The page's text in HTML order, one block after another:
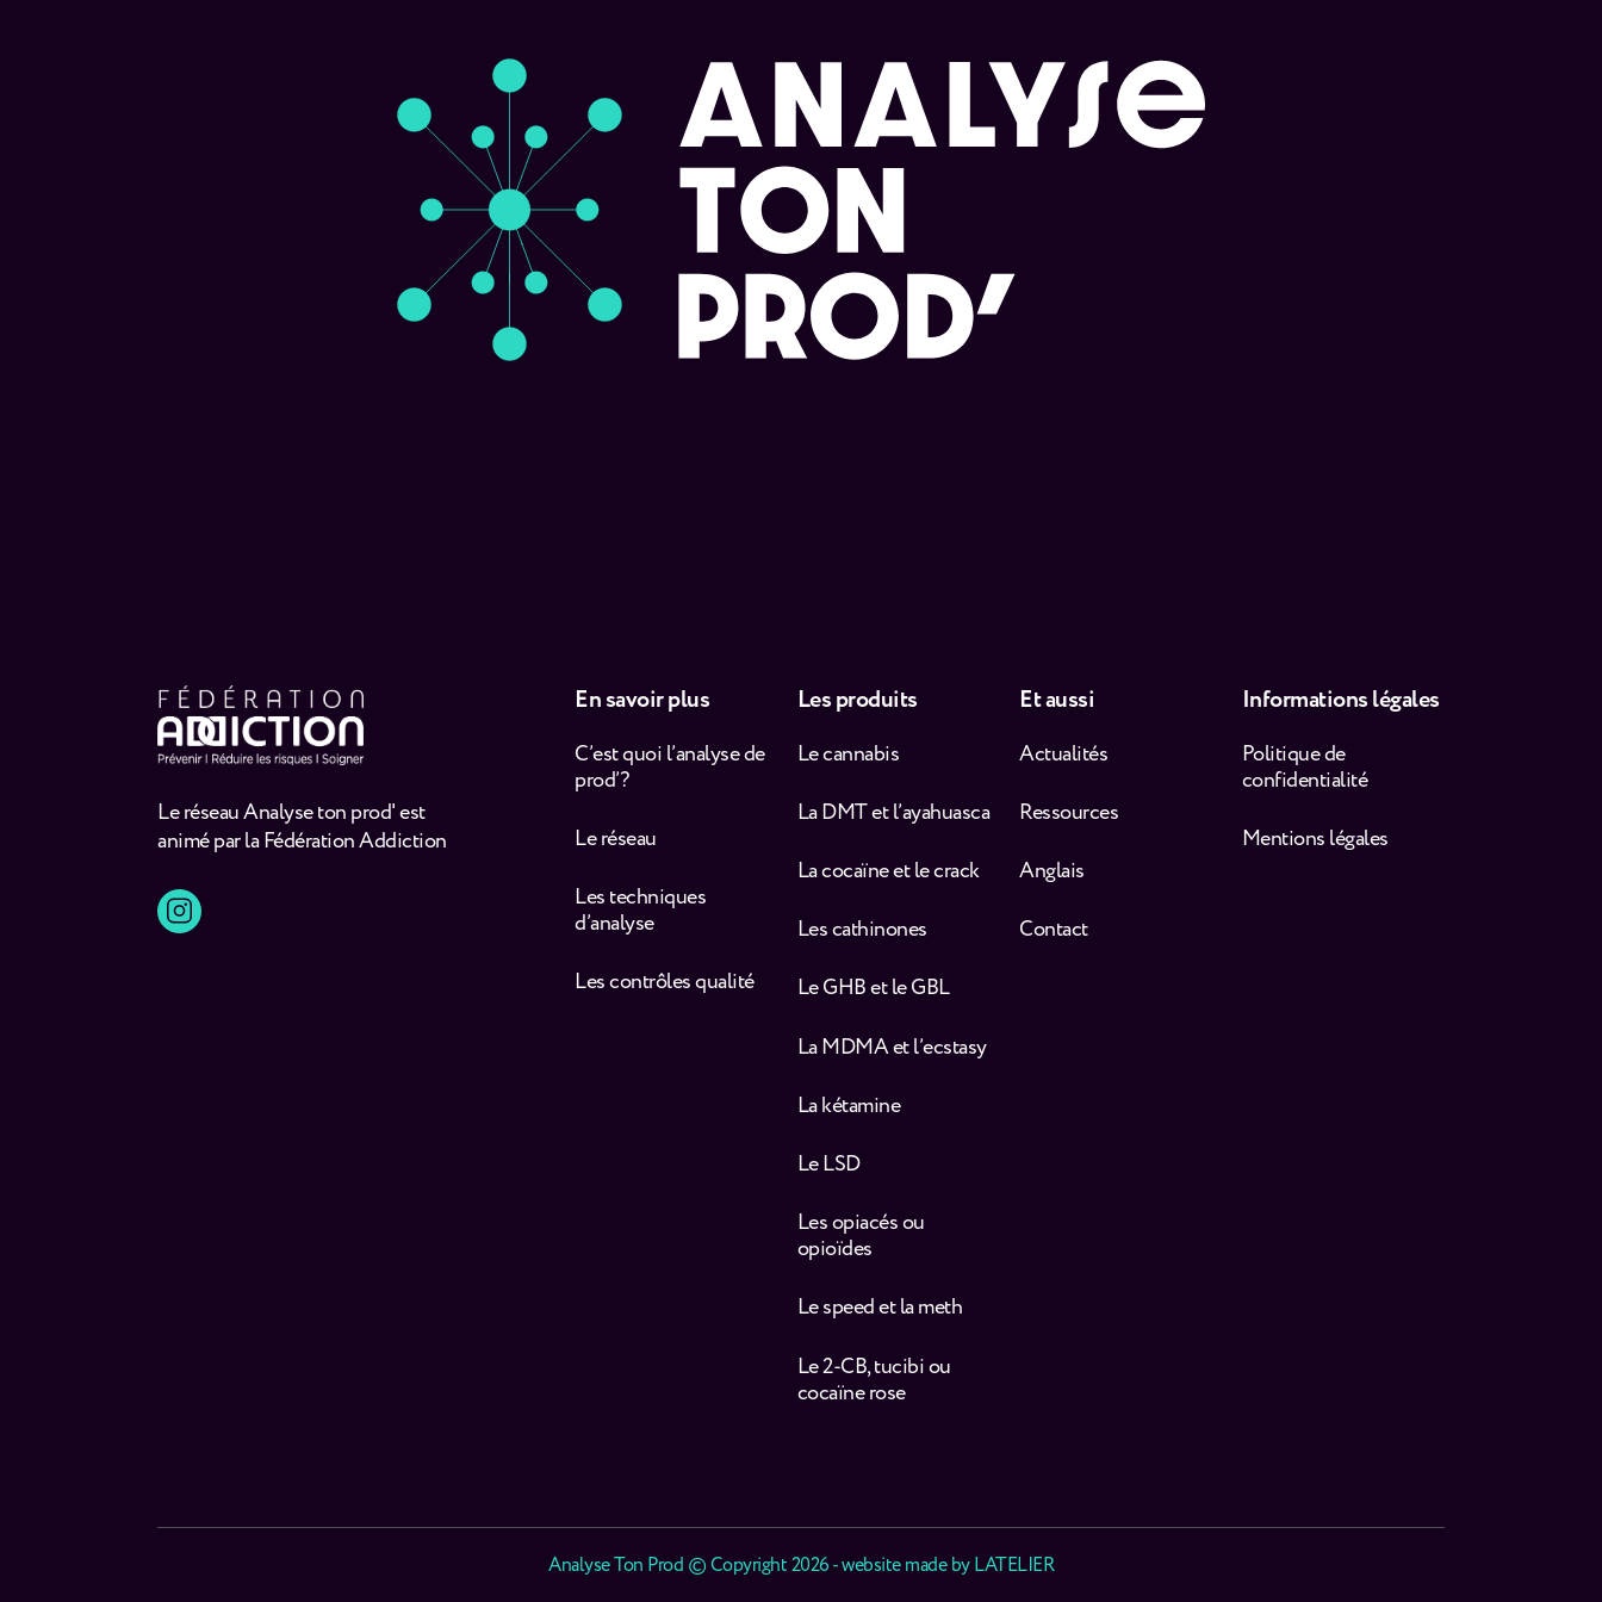
Le réseau Analyse ton prod' est
animé par la Fédération Addiction
En savoir plus
C’est quoi l’analyse de
prod’ ?
Le réseau
Les techniques
d’analyse
Les contrôles qualité
Les produits
Le cannabis
La DMT et l’ayahuasca
La cocaïne et le crack
Les cathinones
Le GHB et le GBL
La MDMA et l’ecstasy
La kétamine
Le LSD
Les opiacés ou
opioïdes
Le speed et la meth
Le 2-CB, tucibi ou
cocaïne rose
Et aussi
Actualités
Ressources
Anglais
Contact
Informations légales
Politique de
confidentialité
Mentions légales
Analyse Ton Prod © Copyright 2026 - website made byLATELIER